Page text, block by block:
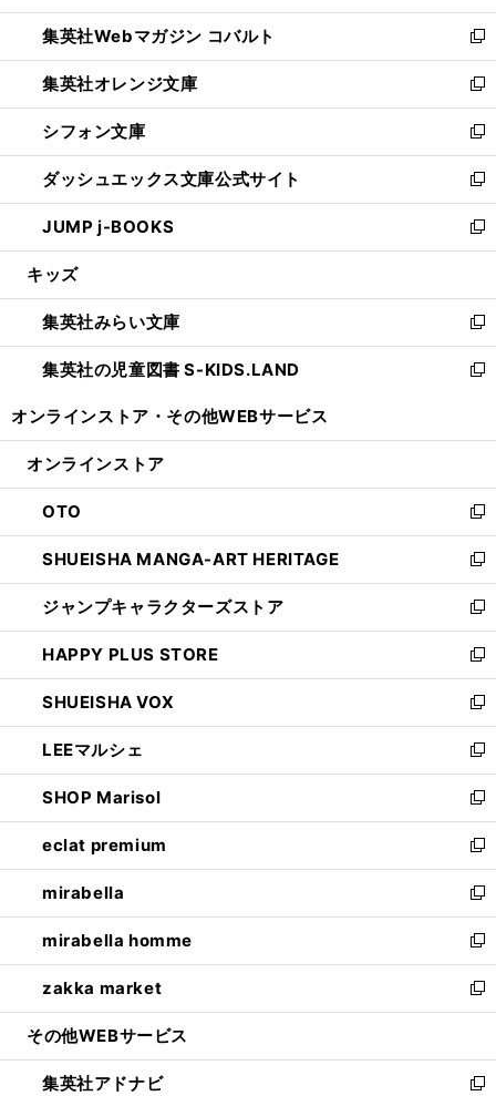
開
く
ウ
で
開
く
ン
ド
ウ
で
開
く
ウ
ィ
ン
ド
ウ
で
開
く
集英社Webマガジン コバルト
新
し
い
ウ
ィ
ン
ド
ウ
で
開
集英社オレンジ文庫
新
し
い
ウ
ィ
ン
ド
ウ
開
く
シフォン文庫
新
し
い
ウ
ィ
ン
ウ
で
開
く
ダッシュエックス文庫公式サイト
新
し
い
ウ
ン
ド
ウ
で
JUMP j-BOOKS
新
し
ウ
ィ
ン
ド
開
キッズ
集英社みらい文庫
新
し
い
ン
ウ
で
開
く
集英社の児童図書 S-KIDS.LAND
新
ウ
ン
ド
ウ
で
開
く
オンラインストア・ その他WEBサービス
オンラインストア
OTO
新
し
い
ウ
ィ
ン
ド
ウ
で
開
く
SHUEISHA MANGA-ART HERITAGE
新
し
い
ウ
ィ
ン
ド
ウ
で
開
く
ジャンプキャラクターズストア
新
し
い
ウ
ィ
ン
ド
ウ
で
開
く
HAPPY PLUS STORE
新
し
い
ウ
ィ
ン
ド
ウ
で
開
く
SHUEISHA VOX
新
し
い
ウ
ィ
ン
ド
ウ
で
開
く
LEEマルシェ
新
し
い
ウ
ィ
ン
ド
ウ
で
開
く
SHOP Marisol
新
し
い
ウ
ィ
ン
ド
ウ
で
開
eclat premium
新
し
い
ウ
ィ
ン
ド
ウ
開
く
mirabella
新
し
い
ウ
ィ
ン
ウ
で
mirabella homme
新
し
い
ウ
ン
ド
zakka market
新
し
ウ
ィ
その他WEBサービス
集英社アドナビ 新